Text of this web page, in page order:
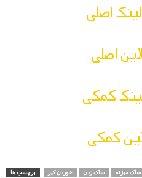
لینک اصلی
اصلی
لینک کمکی
کمکی
برچسب ها خوردن کیر ساک زدن ساک میزنه